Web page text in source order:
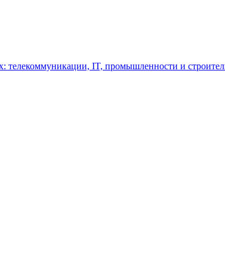
телекоммуникации, IT, промышленности и